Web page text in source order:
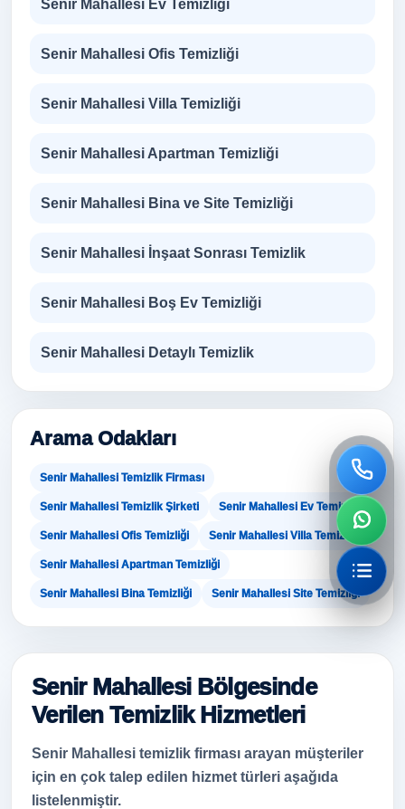
Senir Mahallesi Ev Temizliği
Senir Mahallesi Ofis Temizliği
Senir Mahallesi Villa Temizliği
Senir Mahallesi Apartman Temizliği
Senir Mahallesi Bina ve Site Temizliği
Senir Mahallesi İnşaat Sonrası Temizlik
Senir Mahallesi Boş Ev Temizliği
Senir Mahallesi Detaylı Temizlik
Arama Odakları
Senir Mahallesi Temizlik Firması
Senir Mahallesi Temizlik Şirketi Senir Mahallesi Ev Temizliği
Senir Mahallesi Ofis Temizliği Senir Mahallesi Villa Temizliği
Senir Mahallesi Apartman Temizliği
Senir Mahallesi Bina Temizliği Senir Mahallesi Site Temizliği
Senir Mahallesi Bölgesinde
Verilen Temizlik Hizmetleri
Senir Mahallesi temizlik firması arayan müşteriler
için en çok talep edilen hizmet türleri aşağıda
listelenmiştir.